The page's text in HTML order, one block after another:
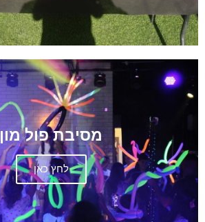
מסיבת פול מון
לחץ כאן